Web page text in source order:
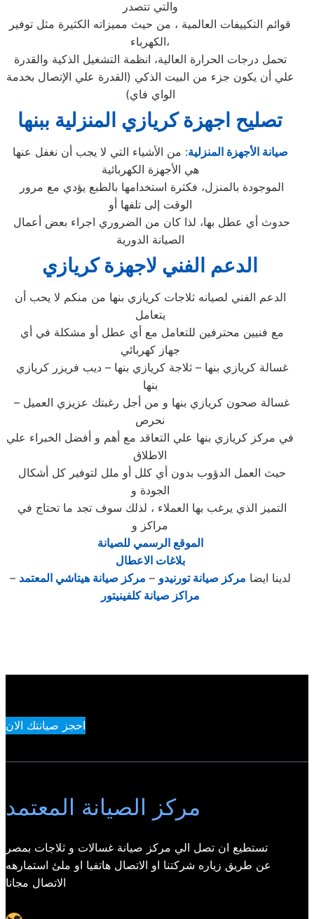
والتي تتصدر
قوائم التكييفات العالمية ، من حيث مميزاته الكثيرة مثل توفير
الكهرباء،
تحمل درجات الحرارة العالية، انظمة التشغيل الذكية والقدرة
علي أن يكون جزء من البيت الذكي (القدرة علي الإتصال بخدمة
الواي فاي)
تصليح اجهزةكريازي المنزلية ببنها
صيانة الأجهزة المنزلية: من الأشياء التي لا يجب أن نغفل عنها
هي الأجهزة الكهربائية
الوقت إلى تلفها أو
الصيانة الدورية
الدعم الفني لاجهزة كريازي
الدعم الفني لصيانه ثلاجات كريازي بنها من منكم لا يحب أن
يتعامل
جهاز كهربائي
بنها
– غسالة صحون كريازي بنها و من أجل رغبتك عزيزي العميل
نحرص
في مركز كريازي بنها علي التعاقد مع أهم و أفضل الخبراء علي
الاطلاق
الجودة و
مراكز و
الموقع الرسمي للصيانة
بلاغات الاعطال
لدينا ايضا مركز صيانة تورنيدو – مركز صيانة هيتاشي المعتمد –
مراكز صيانة كلفينيتور
احجز صيانتك الان
مركز الصيانة المعتمد
تستطيع ان تصل الي مركز صيانة غسالات و ثلاجات بمصر
عن طريق زياره شركتنا او الاتصال هاتفيا او ملئ استمارهه
الاتصال مجانا